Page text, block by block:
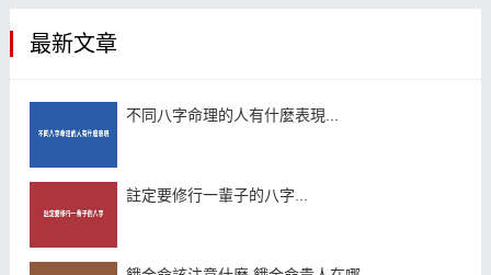
最新文章
不同八字命理的人有什麼表現...
註定要修行一輩子的八字...